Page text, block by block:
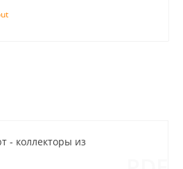
- коллекторы из
систем отопления